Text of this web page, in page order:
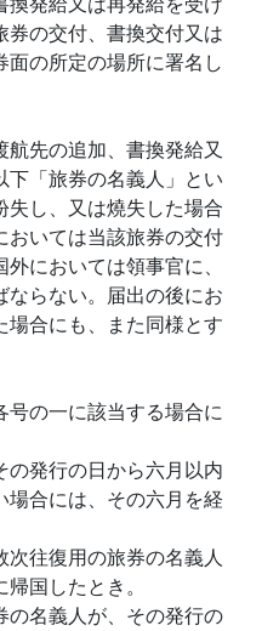
券の交付、書換交付又は
の所定の場所に署名し
航先の追加、書換発給又
下「旅券の名義人」とい
失し、又は燒失した場合
おいては当該旅券の交付
においては領事官に、
ならない。届出の後にお
場合にも、また同様とす
号の一に該当する場合に
の発行の日から六月以内
場合には、その六月を経
次往復用の旅券の名義人
国したとき。
の名義人が、その発行の